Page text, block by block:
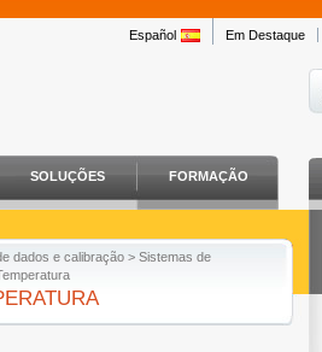
Em Destaque
Español
SOLUÇÕES FORMAÇÃO
dados e calibração > Sistemas de